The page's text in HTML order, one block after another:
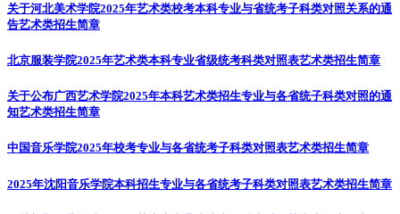
关于河北美术学院2025年艺术类校考本科专业与省统考子科类对照关系的通
告艺术类招生简章
北京服装学院2025年艺术类本科专业省级统考科类对照表艺术类招生简章
关于公布广西艺术学院2025年本科艺术类招生专业与各省统子科类对照的通
知艺术类招生简章
中国音乐学院2025年校考专业与各省统考子科类对照表艺术类招生简章
2025年沈阳音乐学院本科招生专业与各省统考子科类对照表艺术类招生简章